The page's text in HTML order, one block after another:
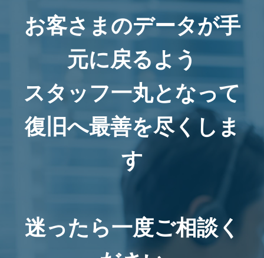
お客さまのデータが手
元に戻るよう
スタッフ一丸となって
復旧へ最善を尽くしま
す
迷ったら一度ご相談く